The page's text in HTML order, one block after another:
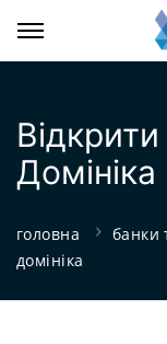
Домініка
головна банки
домініка